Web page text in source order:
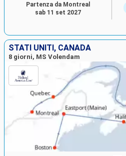
Partenza da Montreal
sab 11 set 2027
STATI UNITI, CANADA
8 giorni, MS Volendam